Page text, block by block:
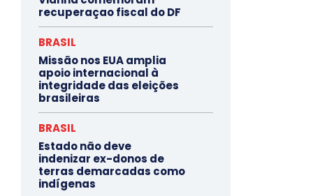
recuperaçao fiscal do DF
BRASIL
Missão nos EUA amplia
apoio internacional à
integridade das eleições
brasileiras
BRASIL
Estado não deve
indenizar ex-donos de
terras demarcadas como
indígenas